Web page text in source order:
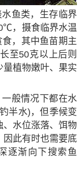
鱼类，生存临界
，摄食临界水温
，其中鱼苗期主
至50克以上后则
量植物嫩叶、果实
般情况下都在水
半水)，但季候变
、水位涨落、饵物
因此有时也需要底
逐渐向下搜索鱼